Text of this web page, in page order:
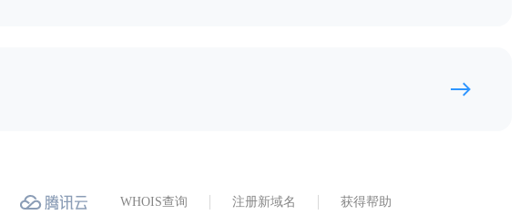
WHOIS查询 注册新域名 获得帮助